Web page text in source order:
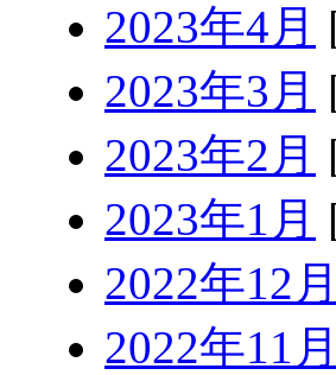
2023年4月
2023年3月
2023年2月
2023年1月
2022年12月
2022年11月